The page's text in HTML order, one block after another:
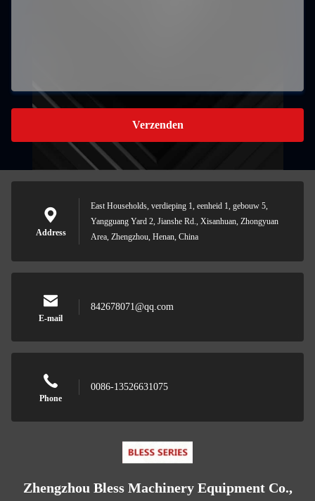
Verzenden
Address
East Households, verdieping 1, eenheid 1, gebouw 5,
Yangguang Yard 2, Jianshe Rd., Xisanhuan, Zhongyuan
Area, Zhengzhou, Henan, China
E-mail
842678071@qq.com
Phone
0086-13526631075
Zhengzhou Bless Machinery Equipment Co.,